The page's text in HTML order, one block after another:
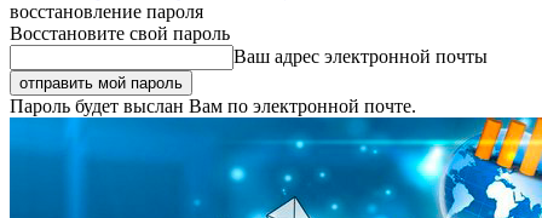
восстановление пароля
Восстановите свой пароль
Ваш адрес электронной почты
Пароль будет выслан Вам по электронной почте.